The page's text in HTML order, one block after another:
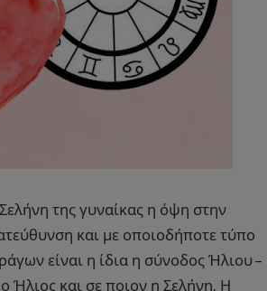
της γυναίκας η όψη στην
και με οποιοδήποτε τύπο
είναι η ίδια η σύνοδος Ήλιου –
Ήλιος και σε ποιον η Σελήνη. Η